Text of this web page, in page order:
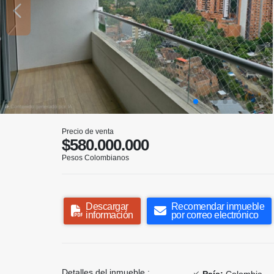
Precio de venta
$580.000.000
Pesos Colombianos
Descargar
información
Recomendar inmueble
por correo electrónico
Detalles del inmueble :